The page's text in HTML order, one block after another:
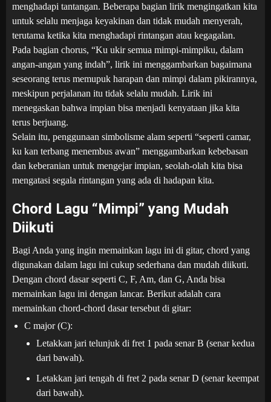
menghadapi tantangan. Beberapa bagian lirik mengingatkan kita
untuk selalu menjaga keyakinan dan tidak mudah menyerah,
terutama ketika kita menghadapi rintangan atau kegagalan.
Pada bagian chorus, “Ku ukir semua mimpi-mimpiku, dalam
angan-angan yang indah”, lirik ini menggambarkan bagaimana
seseorang terus memupuk harapan dan mimpi dalam pikirannya,
meskipun perjalanan itu tidak selalu mudah. Lirik ini
menegaskan bahwa impian bisa menjadi kenyataan jika kita
terus berjuang.
Selain itu, penggunaan simbolisme alam seperti “seperti camar,
ku kan terbang menembus awan” menggambarkan kebebasan
dan keberanian untuk mengejar impian, seolah-olah kita bisa
mengatasi segala rintangan yang ada di hadapan kita.
Chord Lagu “Mimpi” yang Mudah
Diikuti
Bagi Anda yang ingin memainkan lagu ini di gitar, chord yang
digunakan dalam lagu ini cukup sederhana dan mudah diikuti.
Dengan chord dasar seperti C, F, Am, dan G, Anda bisa
memainkan lagu ini dengan lancar. Berikut adalah cara
memainkan chord-chord dasar tersebut di gitar:
C major (C):
Letakkan jari telunjuk di fret 1 pada senar B (senar kedua
dari bawah).
Letakkan jari tengah di fret 2 pada senar D (senar keempat
dari bawah).